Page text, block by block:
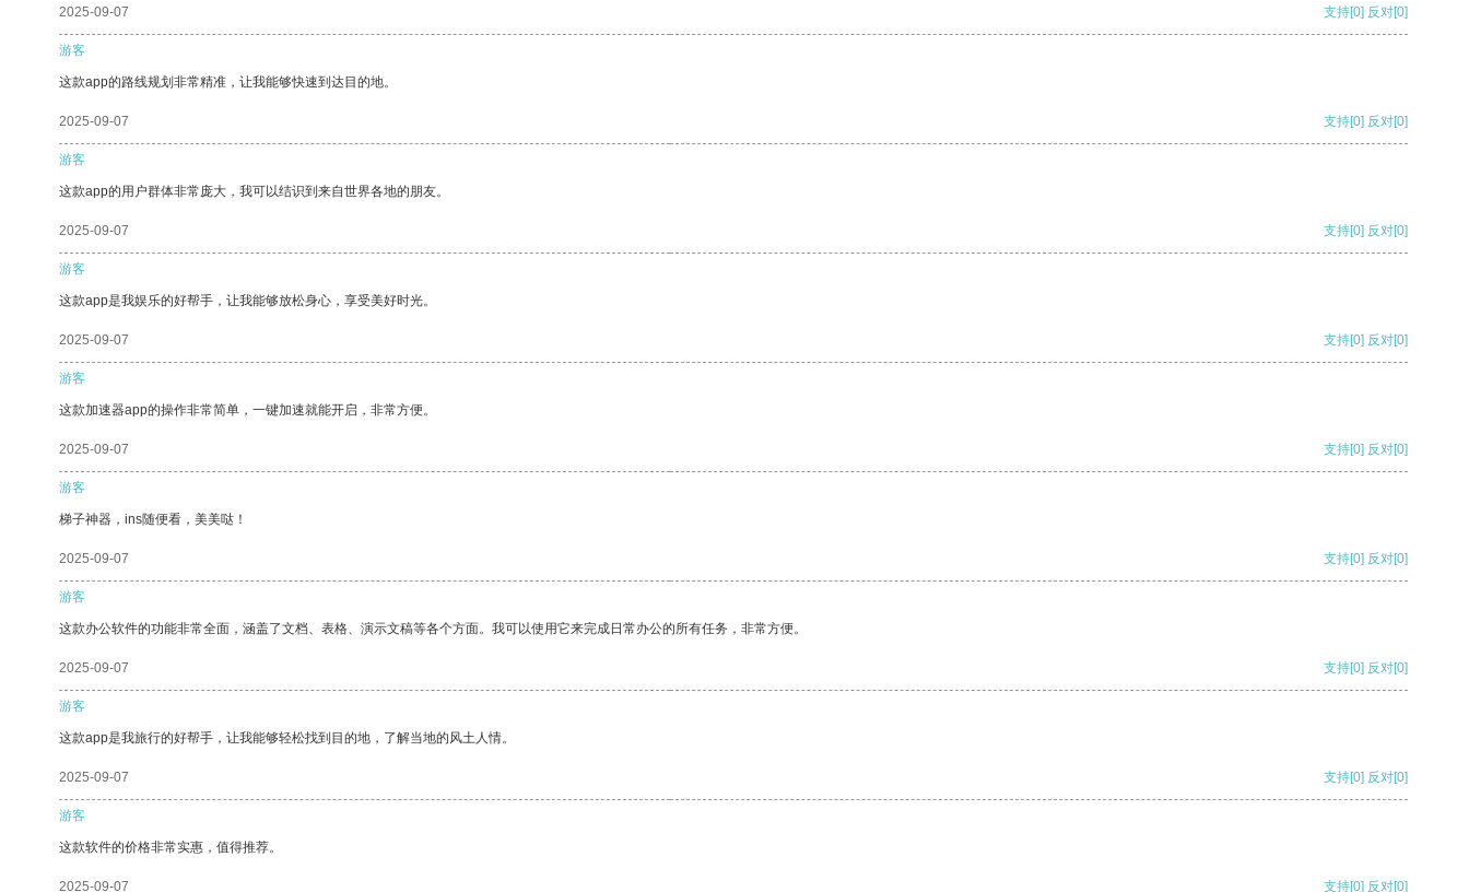
2025-09-07 支持[0] 反对[0]
游客
这款app的路线规划非常精准，让我能够快速到达目的地。
2025-09-07 支持[0] 反对[0]
游客
这款app的用户群体非常庞大，我可以结识到来自世界各地的朋友。
2025-09-07 支持[0] 反对[0]
游客
这款app是我娱乐的好帮手，让我能够放松身心，享受美好时光。
2025-09-07 支持[0] 反对[0]
游客
这款加速器app的操作非常简单，一键加速就能开启，非常方便。
2025-09-07 支持[0] 反对[0]
游客
梯子神器，ins随便看，美美哒！
2025-09-07 支持[0] 反对[0]
游客
这款办公软件的功能非常全面，涵盖了文档、表格、演示文稿等各个方面。我可以使用它来完成日常办公的所有任务，非常方便。
2025-09-07 支持[0] 反对[0]
游客
这款app是我旅行的好帮手，让我能够轻松找到目的地，了解当地的风土人情。
2025-09-07 支持[0] 反对[0]
游客
这款软件的价格非常实惠，值得推荐。
2025-09-07 支持[0] 反对[0]